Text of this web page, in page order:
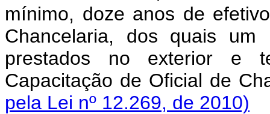
mínimo, doze anos de
Chancelaria, dos quais
prestados no exterior e
Capacitação de Oficial de
pela Lei nº 12.269, de 2010)